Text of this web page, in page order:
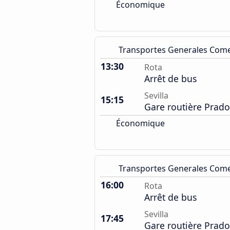
Économique
Transportes Generales
13:30 Rota
Arrêt de bus
15:15
Sevilla
Gare routière Prado
Économique
Transportes Generales
16:00 Rota
Arrêt de bus
17:45
Sevilla
Gare routière Prado